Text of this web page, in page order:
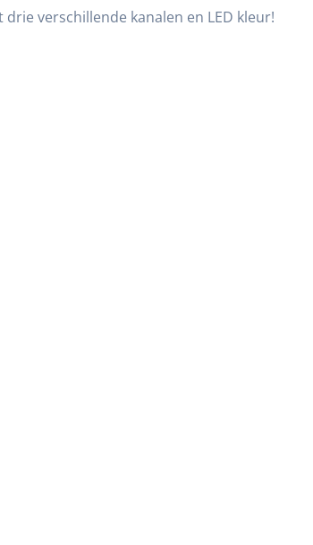
verschillende kanalen en LED kleur!